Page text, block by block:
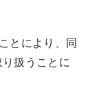
とにより、同
扱うことに